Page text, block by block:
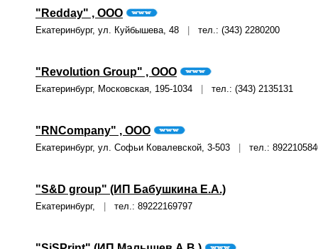
"Redday" , ООО
Екатеринбург, ул. Куйбышева, 48 тел.: (343) 2280200
"Revolution Group" , ООО
Екатеринбург, Московская, 195-1034 тел.: (343) 2135131
"RNCompany" , ООО
Екатеринбург, ул. Софьи Ковалевской, 3-503 тел.:
"S&D group" (ИП Бабушкина Е.А.)
Екатеринбург, тел.: 89222169797